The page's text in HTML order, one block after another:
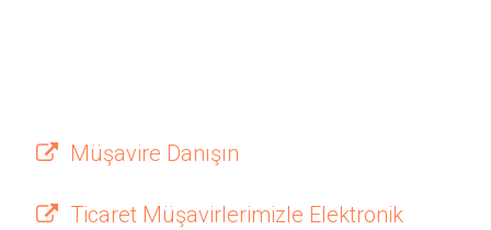
Müşavire Danışın
Ticaret Müşavirlerimizle Elektronik